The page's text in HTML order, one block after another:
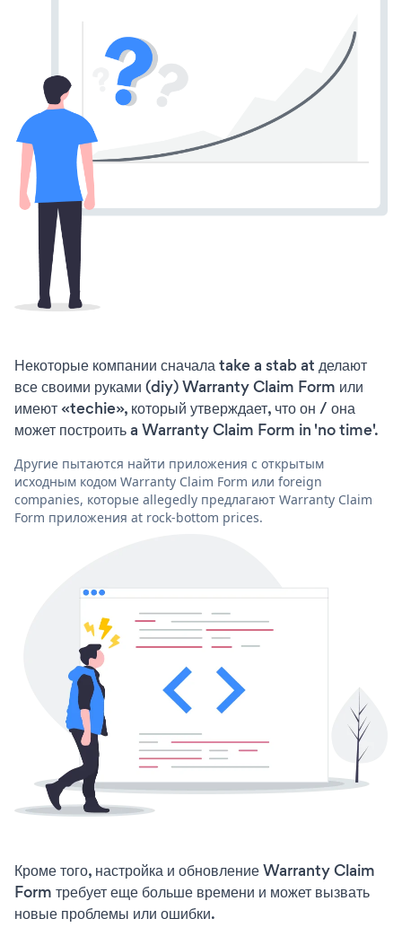
Некоторые компании сначала take a stab at делают
все своими руками (diy) Warranty Claim Form или
имеют «techie», который утверждает, что он / она
может построить a Warranty Claim Form in 'no time'.
Другие пытаются найти приложения с открытым
исходным кодом Warranty Claim Form или foreign
companies, которые allegedly предлагают Warranty Claim
Form приложения at rock-bottom prices.
Кроме того, настройка и обновление Warranty Claim
Form требует еще больше времени и может вызвать
новые проблемы или ошибки.